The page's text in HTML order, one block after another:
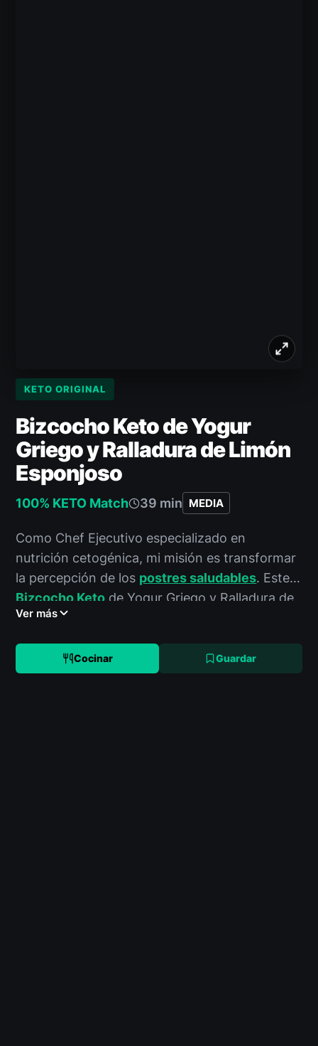
KETO ORIGINAL
Bizcocho Keto de Yogur
Griego y Ralladura de Limón
Esponjoso
100% KETO Match 39 min MEDIA
Como Chef Ejecutivo especializado en
nutrición cetogénica, mi misión es transformar
la percepción de los postres saludables. Este
Bizcocho Keto de Yogur Griego y Ralladura de
Limón Esponjoso no es una excepción. Hemos
maximizar la textura y el sabor sin
comprometer su perfil macro. Prepárense para
Ver más
Cocinar Guardar